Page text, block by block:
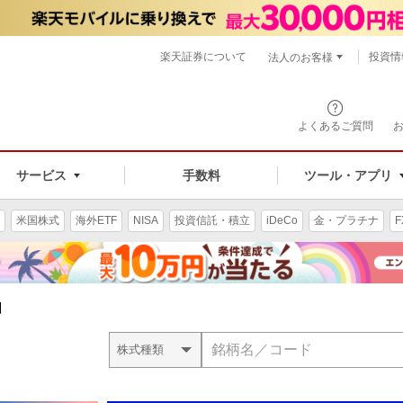
よくあるご質問
サービス 手数料 ツール・アプリ
楽天証券について 法人のお客様 投資
米国株式 海外ETF NISA 投資信託・積立 iDeCo 金・プラチナ